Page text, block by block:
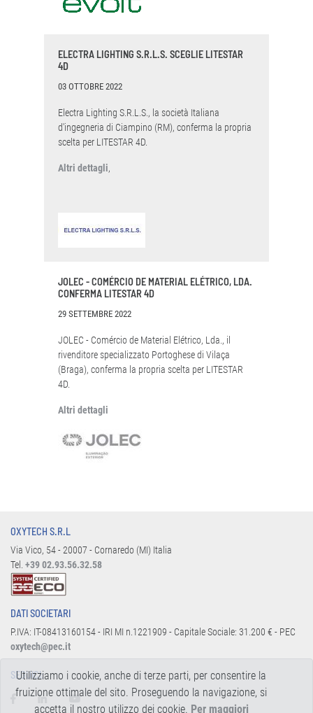
ELECTRA LIGHTING S.R.L.S. SCEGLIE LITESTAR
4D
03 OTTOBRE 2022
Electra Lighting S.R.L.S., la società Italiana
d'ingegneria di Ciampino (RM), conferma la propria
scelta per LITESTAR 4D.
Altri dettagli,
JOLEC - COMÉRCIO DE MATERIAL ELÉTRICO, LDA.
CONFERMA LITESTAR 4D
29 SETTEMBRE 2022
JOLEC - Comércio de Material Elétrico, Lda., il
rivenditore specializzato Portoghese di Vilaça
(Braga), conferma la propria scelta per LITESTAR
4D.
Altri dettagli
OXYTECH S.R.L
Via Vico, 54 - 20007 - Cornaredo (MI) Italia
Tel. +39 02.93.56.32.58
DATI SOCIETARI
P.IVA: IT-08413160154 - IRI MI n.1221909 - Capitale Sociale: 31.200 € - PEC
oxytech@pec.it
SEGUICI:
Utilizziamo i cookie, anche di terze parti, per consentire la
fruizione ottimale del sito. Proseguendo la navigazione, si
accetta il nostro utilizzo dei cookie. Per maggiori